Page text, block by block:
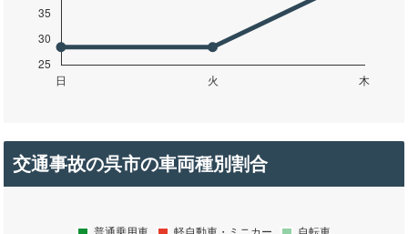
交通事故の呉市の車両種別割合